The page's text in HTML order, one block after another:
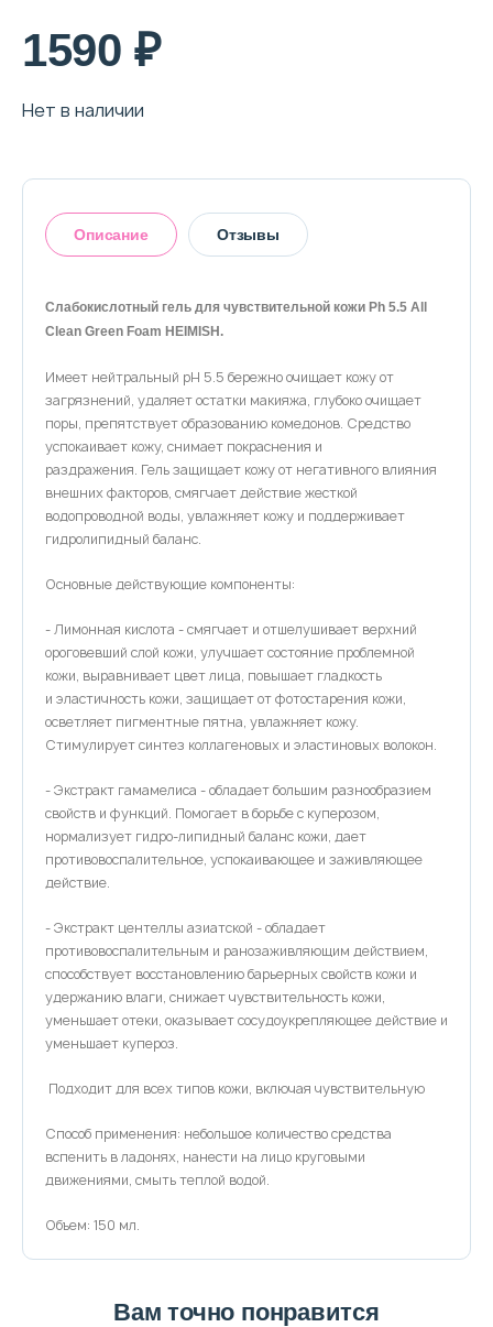
Доставка и оплата
Политика конфиденциальности
+7 (996) 962 69 66
1590 ₽
Нет в наличии
Описание Отзывы
Слабокислотный гель для чувствительной кожи Ph 5.5 All
Clean Green Foam HEIMISH.
Имеет нейтральный pH 5.5 бережно очищает кожу от
загрязнений, удаляет остатки макияжа, глубоко очищает
поры, препятствует образованию комедонов. Средство
успокаивает кожу, снимает покраснения и
раздражения. Гель защищает кожу от негативного влияния
внешних факторов, смягчает действие жесткой
водопроводной воды, увлажняет кожу и поддерживает
гидролипидный баланс.
Основные действующие компоненты:
- Лимонная кислота - смягчает и отшелушивает верхний
ороговевший слой кожи, улучшает состояние проблемной
кожи, выравнивает цвет лица, повышает гладкость
и эластичность кожи, защищает от фотостарения кожи,
осветляет пигментные пятна, увлажняет кожу.
Стимулирует синтез коллагеновых и эластиновых волокон.
- Экстракт гамамелиса - обладает большим разнообразием
свойств и функций. Помогает в борьбе с куперозом,
нормализует гидро-липидный баланс кожи, дает
противовоспалительное, успокаивающее и заживляющее
действие.
- Экстракт центеллы азиатской - обладает
противовоспалительным и ранозаживляющим действием,
способствует восстановлению барьерных свойств кожи и
удержанию влаги, снижает чувствительность кожи,
уменьшает отеки, оказывает сосудоукрепляющее действие и
уменьшает купероз.
Подходит для всех типов кожи, включая чувствительную
Способ применения: небольшое количество средства
вспенить в ладонях, нанести на лицо круговыми
движениями, смыть теплой водой.
Объем: 150 мл.
Вам точно понравится